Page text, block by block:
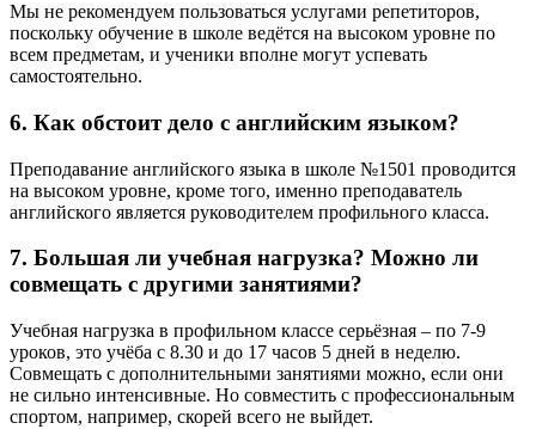
Мы не рекомендуем пользоваться услугами репетиторов,
поскольку обучение в школе ведётся на высоком уровне по
всем предметам, и ученики вполне могут успевать
самостоятельно.
6. Как обстоит дело с английским языком?
Преподавание английского языка в школе №1501 проводится
на высоком уровне, кроме того, именно преподаватель
английского является руководителем профильного класса.
7. Большая ли учебная нагрузка? Можно ли
совмещать с другими занятиями?
Учебная нагрузка в профильном классе серьёзная – по 7-9
уроков, это учёба с 8.30 и до 17 часов 5 дней в неделю.
Совмещать с дополнительными занятиями можно, если они
не сильно интенсивные. Но совместить с профессиональным
спортом, например, скорей всего не выйдет.